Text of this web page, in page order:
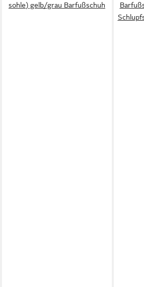
sohle) gelb/grau Barfußschuh